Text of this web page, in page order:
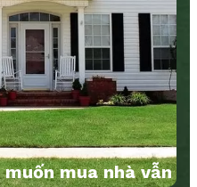
mua nhà vẫn